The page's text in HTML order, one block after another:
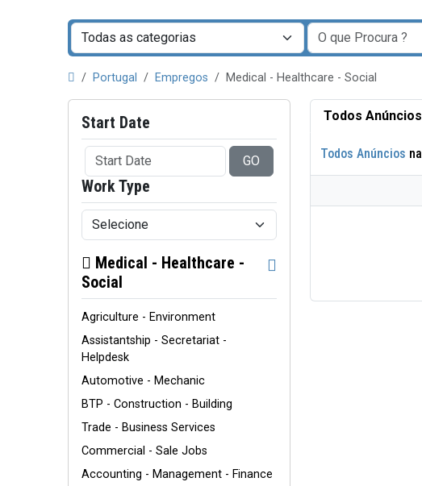
Portugal Empregos Medical - Healthcare - Social
Start Date
GO
Work Type
Medical - Healthcare -
Social
Agriculture - Environment
Assistantship - Secretariat -
Helpdesk
Automotive - Mechanic
BTP - Construction - Building
Trade - Business Services
Commercial - Sale Jobs
Accounting - Management - Finance
Todos Anúncios
Todos Anúncios na